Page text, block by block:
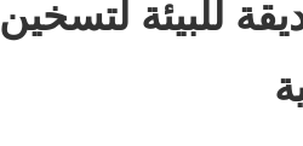
للبيئة لتسخين